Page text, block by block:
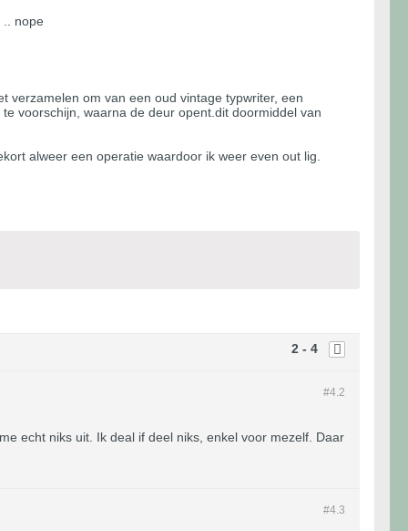
.. nope
verzamelen om van een oud vintage typwriter, een
voorschijn, waarna de deur opent.dit doormiddel van
alweer een operatie waardoor ik weer even out lig.
2 - 4
#4. 2
echt niks uit. Ik deal if deel niks, enkel voor mezelf. Daar
#4. 3